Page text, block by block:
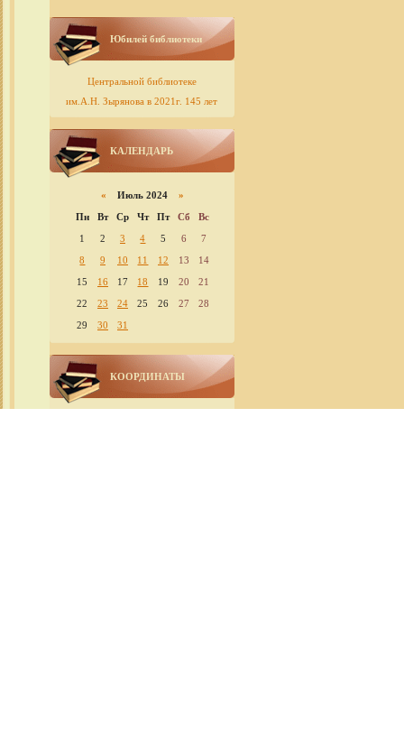
Юбилей библиотеки
Центральной библиотеке
им.А.Н. Зырянова в 2021г. 145 лет
КАЛЕНДАРЬ
« Июль 2024 »
Пн
Вт Ср Чт Пт Сб
Вс
1
2 3 4 5 6
7
8
9 10 11 12 13
14
15
16 17 18 19 20
21
22
23 24 25 26 27
28
29
30 31
КООРДИНАТЫ